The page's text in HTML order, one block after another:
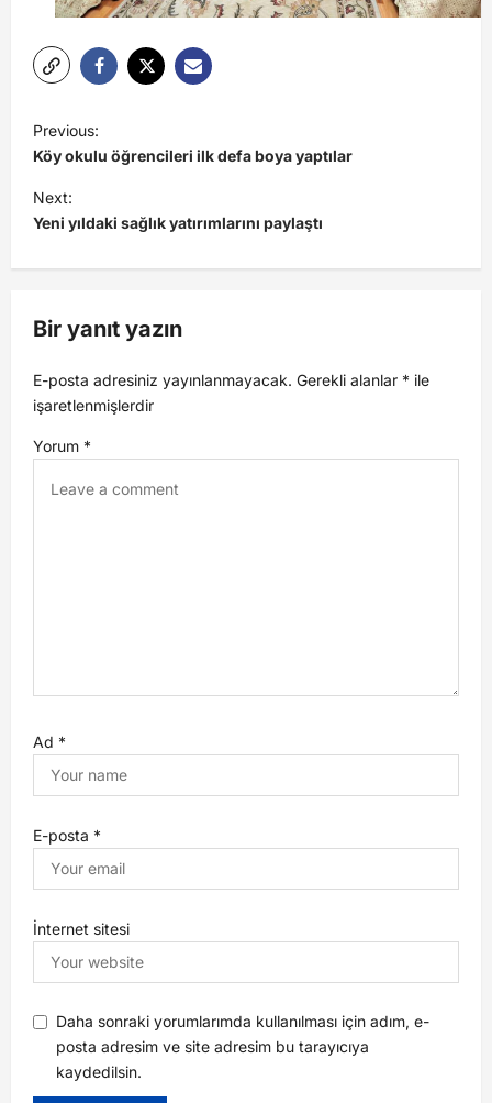
Previous:
Köy okulu öğrencileri ilk defa boya yaptılar
Next:
Yeni yıldaki sağlık yatırımlarını paylaştı
Bir yanıt yazın
E-posta adresiniz yayınlanmayacak. Gerekli alanlar * ile
işaretlenmişlerdir
Yorum *
Ad *
E-posta *
İnternet sitesi
Daha sonraki yorumlarımda kullanılması için adım, e-
posta adresim ve site adresim bu tarayıcıya
kaydedilsin.